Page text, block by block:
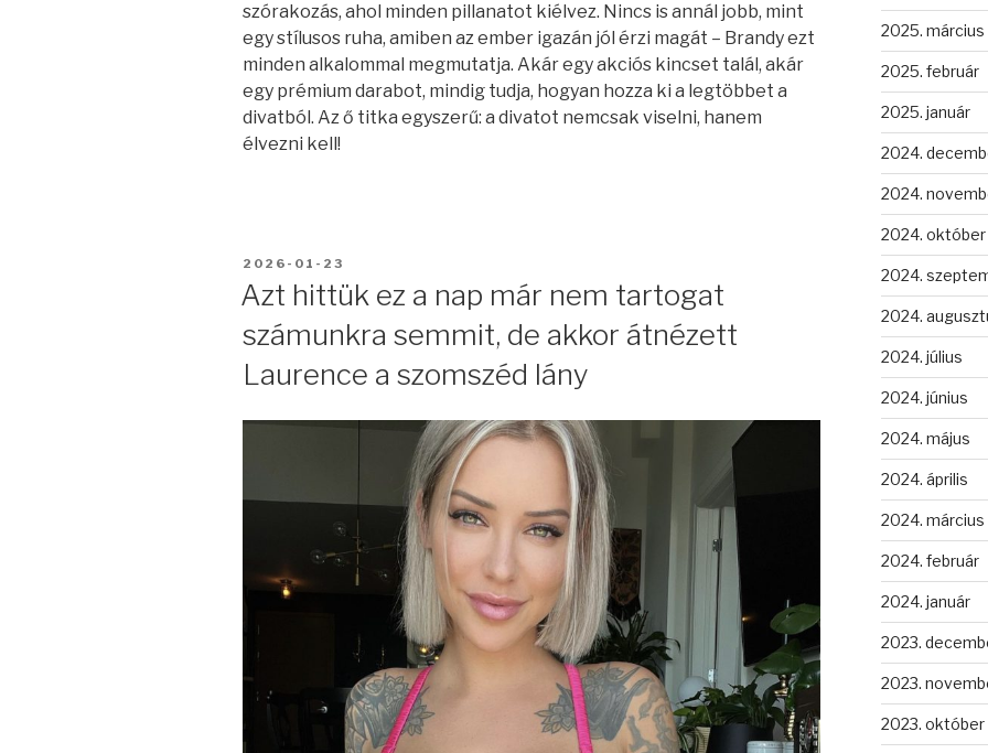
szórakozás, ahol minden pillanatot kiélvez. Nincs is annál jobb, mint
egy stílusos ruha, amiben az ember igazán jól érzi magát – Brandy ezt
minden alkalommal megmutatja. Akár egy akciós kincset talál, akár
egy prémium darabot, mindig tudja, hogyan hozza ki a legtöbbet a
divatból. Az ő titka egyszerű: a divatot nemcsak viselni, hanem
élvezni kell!
BEKÜLDVE:
2026-01-23
Azt hittük ez a nap már nem tartogat
számunkra semmit, de akkor átnézett
Laurence a szomszéd lány
2025. március
2025. február
2025. január
2024.
2024.
2024. október
2024.
2024.
2024. július
2024. június
2024. május
2024. április
2024. március
2024. február
2024. január
2023.
2023.
2023. október